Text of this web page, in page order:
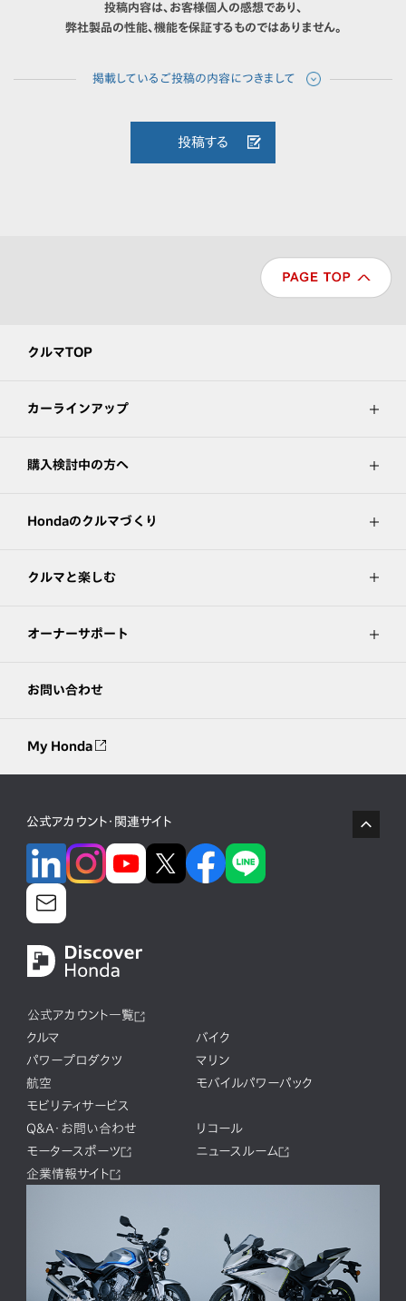
投稿内容は、お客様個人の感想であり、
弊社製品の性能、機能を保証するものではありません。
投稿する
クルマTOP
カーラインアップ
購入検討中の方へ
Hondaのクルマづくり
クルマと楽しむ
オーナーサポート
お問い合わせ
My Honda
公式アカウント・関連サイト
公式アカウント一覧
クルマ
バイク
パワープロダクツ
マリン
航空
モバイルパワーパック
モビリティサービス
Q&A・お問い合わせ
リコール
モータースポーツ
ニュースルーム
企業情報サイト